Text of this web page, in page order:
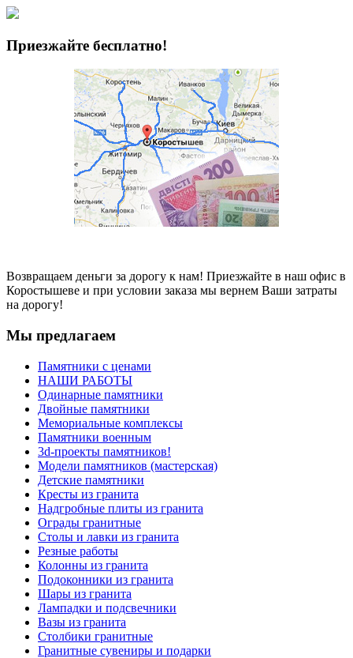
Приезжайте бесплатно!
Возвращаем деньги за дорогу к нам! Приезжайте в наш офис в
Коростышеве и при условии заказа мы вернем Ваши затраты
на дорогу!
Мы предлагаем
Памятники с ценами
НАШИ РАБОТЫ
Одинарные памятники
Двойные памятники
Мемориальные комплексы
Памятники военным
3d-проекты памятников!
Модели памятников (мастерская)
Детские памятники
Кресты из гранита
Надгробные плиты из гранита
Ограды гранитные
Столы и лавки из гранита
Резные работы
Колонны из гранита
Подоконники из гранита
Шары из гранита
Лампадки и подсвечники
Вазы из гранита
Столбики гранитные
Гранитные сувениры и подарки